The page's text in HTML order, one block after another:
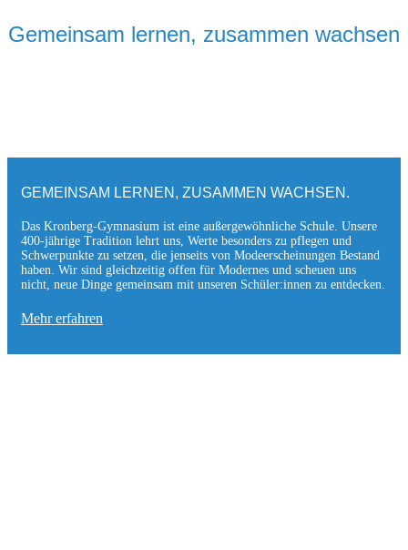
Gemeinsam lernen, zusammen wachsen
GEMEINSAM LERNEN, ZUSAMMEN WACHSEN.
Das Kronberg-Gymnasium ist eine außergewöhnliche Schule. Unsere
400-jährige Tradition lehrt uns, Werte besonders zu pflegen und
Schwerpunkte zu setzen, die jen­seits von Modeerscheinungen Be­stand
haben. Wir sind gleichzeitig offen für Modernes und scheuen uns
nicht, neue Dinge gemeinsam mit unseren Schüler:innen zu entde­cken.
Mehr erfahren